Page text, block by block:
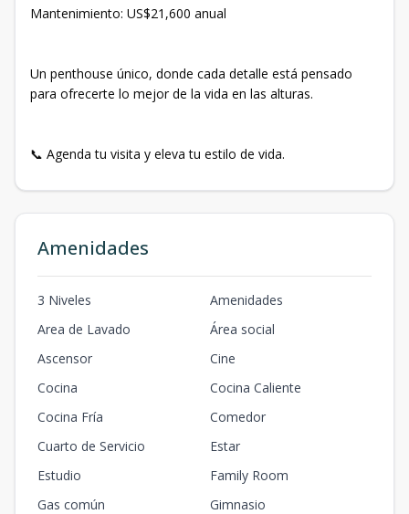
Mantenimiento: US$21,600 anual
Un penthouse único, donde cada detalle está pensado
para ofrecerte lo mejor de la vida en las alturas.
📞 Agenda tu visita y eleva tu estilo de vida.
Amenidades
3 Niveles
Amenidades
Area de Lavado
Área social
Ascensor
Cine
Cocina
Cocina Caliente
Cocina Fría
Comedor
Cuarto de Servicio
Estar
Estudio
Family Room
Gas común
Gimnasio